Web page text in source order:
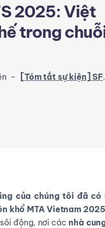
2025: Việt
trong
- [Tóm tắt sự kiện] SFS 2025: Việt Nam khẳng định vị thế trong chuỗi cung ứng toàn cầu
của chúng tôi đã
khổ MTA Vietnam
động, nơi các nhà